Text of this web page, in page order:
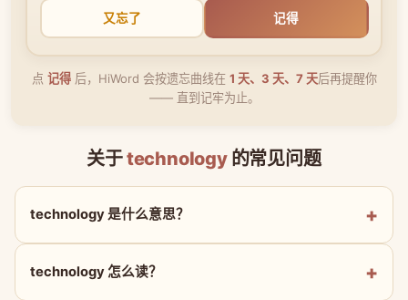
又忘了 记得
点 记得后，HiWord 会按遗忘曲线在 1 天、3 天、7 天后再提醒你
—— 直到记牢为止。
关于technology的常见问题
technology 是什么意思？
technology 怎么读？